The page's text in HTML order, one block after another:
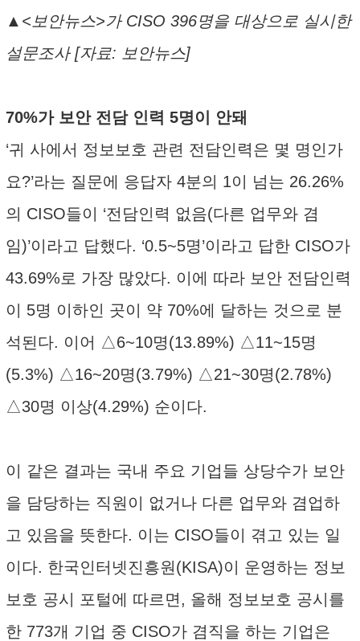
▲<보안뉴스>가 CISO 396명을 대상으로 실시한
설문조사 [자료: 보안뉴스]
70%가 보안 전담 인력 5명이 안돼
‘귀 사에서 정보보호 관련 전담인력은 몇 명인가
요?’라는 질문에 응답자 4분의 1이 넘는 26.26%
의 CISO들이 ‘전담인력 없음(다른 업무와 겸
임)’이라고 답했다. ‘0.5~5명’이라고 답한 CISO가
43.69%로 가장 많았다. 이에 따라 보안 전담인력
이 5명 이하인 곳이 약 70%에 달하는 것으로 분
석된다. 이어 △6~10명(13.89%) △11~15명
(5.3%) △16~20명(3.79%) △21~30명(2.78%)
△30명 이상(4.29%) 순이다.
이 같은 결과는 국내 주요 기업들 상당수가 보안
을 담당하는 직원이 없거나 다른 업무와 겸업하
고 있음을 뜻한다. 이는 CISO들이 겪고 있는 일
이다. 한국인터넷진흥원(KISA)이 운영하는 정보
보호 공시 포털에 따르면, 올해 정보보호 공시를
한 773개 기업 중 CISO가 겸직을 하는 기업은